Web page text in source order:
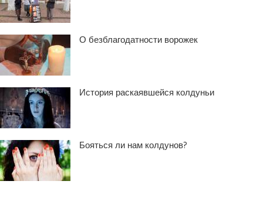
О безблагодатности ворожек
История раскаявшейся колдуньи
Бояться ли нам колдунов?